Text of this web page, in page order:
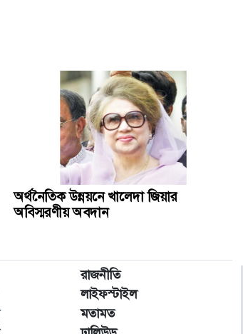
অর্থনৈতিক উন্নয়নে খালেদা জিয়ার
অবিস্মরণীয় অবদান
রাজনীতি
লাইফস্টাইল
মতামত